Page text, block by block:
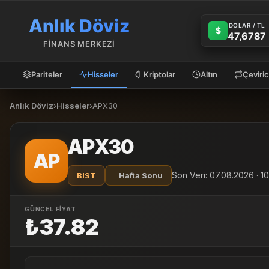
Anlık Döviz
FİNANS MERKEZİ
$ DOLAR / TL
47,6787
Pariteler Hisseler Kriptolar Altın
Anlık Döviz›Hisseler›APX30
AP
APX30
BIST Hafta Sonu Son Veri: 07.08.2026 ·
GÜNCEL FİYAT
₺37.82